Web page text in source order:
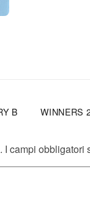
B WINNERS
I campi obbligatori